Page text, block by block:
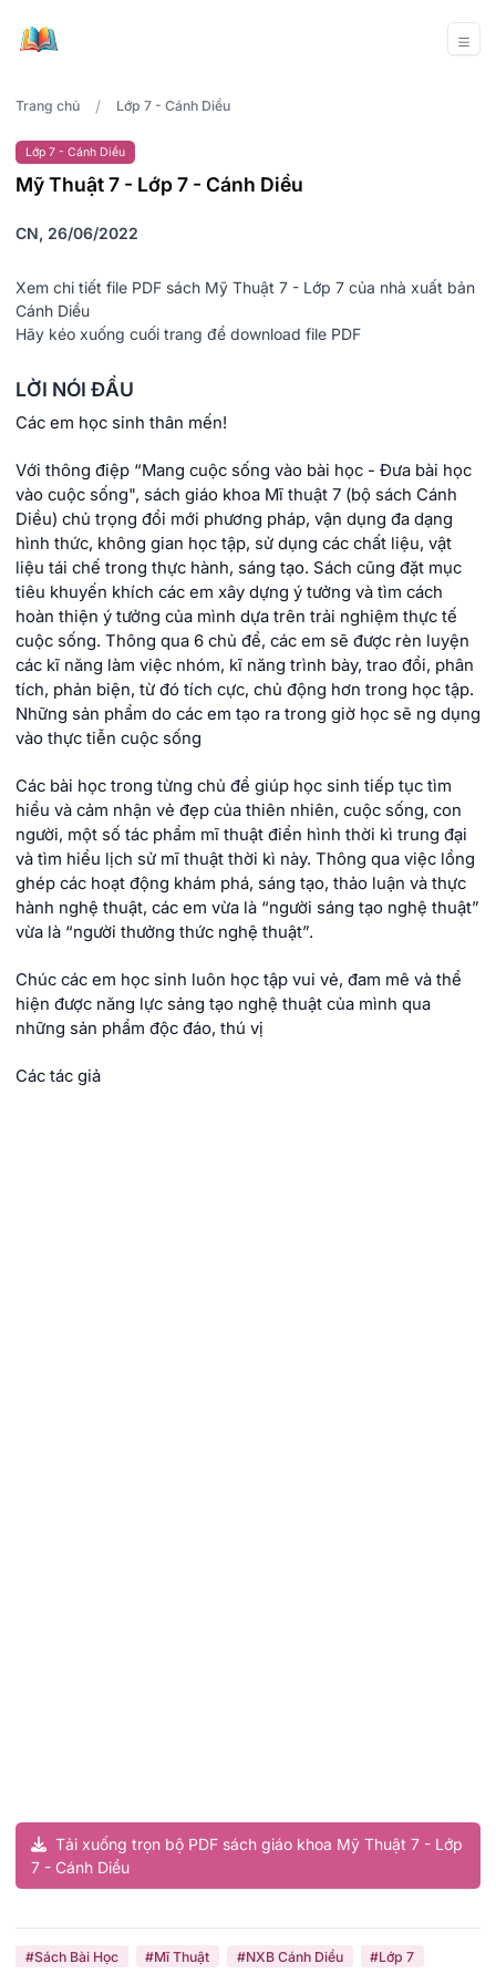
Trang chủ / Lớp 7 - Cánh Diều
Lớp 7 - Cánh Diều
Mỹ Thuật 7 - Lớp 7 - Cánh Diều
CN, 26/06/2022
Xem chi tiết file PDF sách Mỹ Thuật 7 - Lớp 7 của nhà xuất bản
Cánh Diều
Hãy kéo xuống cuối trang để download file PDF
LỜI NÓI ĐẦU
Các em học sinh thân mến!
Với thông điệp “Mang cuộc sống vào bài học - Đưa bài học
vào cuộc sống", sách giáo khoa Mĩ thuật 7 (bộ sách Cánh
Diều) chủ trọng đổi mới phương pháp, vận dụng đa dạng
hình thức, không gian học tập, sử dụng các chất liệu, vật
liệu tái chế trong thực hành, sáng tạo. Sách cũng đặt mục
tiêu khuyến khích các em xây dựng ý tưởng và tìm cách
hoàn thiện ý tưởng của mình dựa trên trải nghiệm thực tế
cuộc sống. Thông qua 6 chủ để, các em sẽ được rèn luyện
các kĩ năng làm việc nhóm, kĩ năng trình bày, trao đổi, phân
tích, phản biện, từ đó tích cực, chủ động hơn trong học tập.
Những sản phẩm do các em tạo ra trong giờ học sẽ ng dụng
vào thực tiễn cuộc sống
Các bài học trong từng chủ để giúp học sinh tiếp tục tìm
hiểu và cảm nhận vẻ đẹp của thiên nhiên, cuộc sống, con
người, một số tác phẩm mĩ thuật điển hình thời kì trung đại
và tìm hiểu lịch sử mĩ thuật thời kì này. Thông qua việc lồng
ghép các hoạt động khám phá, sáng tạo, thảo luận và thực
hành nghệ thuật, các em vừa là “người sáng tạo nghệ thuật”
vừa là “người thưởng thức nghệ thuật”.
Chúc các em học sinh luôn học tập vui vẻ, đam mê và thể
hiện được năng lực sảng tạo nghệ thuật của mình qua
những sản phẩm độc đáo, thú vị
Các tác giả
Tải xuống trọn bộ PDF sách giáo khoa Mỹ Thuật 7 - Lớp
7 - Cánh Diều
#Sách Bài Học #Mĩ Thuật #NXB Cánh Diều #Lớp 7